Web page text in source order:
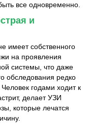
все одновременно.
и
имеет собственного
на проявления
системы, что даже
обследования редко
годами ходит к
делает УЗИ
которые лечатся